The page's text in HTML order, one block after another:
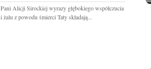
Pani Alicji Sirockiej wyrazy głębokiego współczucia
i żalu z powodu śmierci Taty składają...